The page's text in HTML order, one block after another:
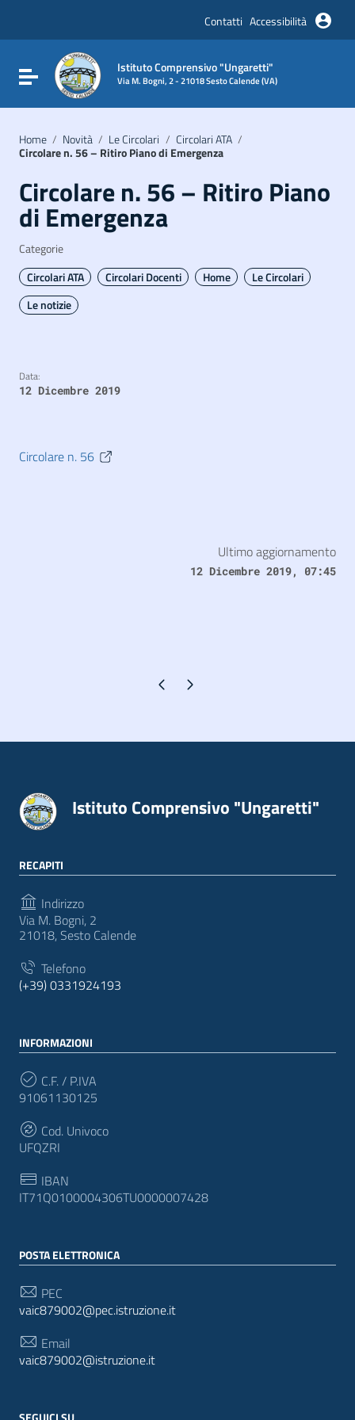
Vai al footer
Contatti Accessibilità
Attiva / disattiva la navigazione
Istituto Comprensivo "Ungaretti"
Via M. Bogni, 2 - 21018 Sesto Calende (VA)
Home / Novità / Le Circolari / Circolari ATA /
Circolare n. 56 – Ritiro Piano di Emergenza
Circolare n. 56 – Ritiro Piano
di Emergenza
Categorie
Circolari ATA
Circolari Docenti Home
Le Circolari
Le notizie
Data:
12 Dicembre 2019
Circolare n. 56
Ultimo aggiornamento
12 Dicembre 2019, 07:45
Pagina precedente
Pagina successiva
Istituto Comprensivo "Ungaretti"
RECAPITI
Indirizzo
Via M. Bogni, 2
21018, Sesto Calende
Telefono
(+39) 0331924193
INFORMAZIONI
C.F. / P.IVA
91061130125
Cod. Univoco
UFQZRI
IBAN
IT71Q0100004306TU0000007428
POSTA ELETTRONICA
PEC
vaic879002@pec.istruzione.it
Email
vaic879002@istruzione.it